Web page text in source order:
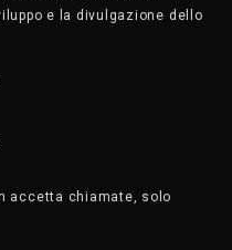
e la divulgazione dello
accetta chiamate, solo